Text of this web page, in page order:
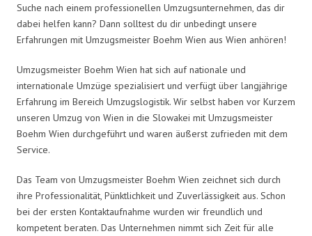
Suche nach einem professionellen Umzugsunternehmen, das dir
dabei helfen kann? Dann solltest du dir unbedingt unsere
Erfahrungen mit Umzugsmeister Boehm Wien aus Wien anhören!
Umzugsmeister Boehm Wien hat sich auf nationale und
internationale Umzüge spezialisiert und verfügt über langjährige
Erfahrung im Bereich Umzugslogistik. Wir selbst haben vor Kurzem
unseren Umzug von Wien in die Slowakei mit Umzugsmeister
Boehm Wien durchgeführt und waren äußerst zufrieden mit dem
Service.
Das Team von Umzugsmeister Boehm Wien zeichnet sich durch
ihre Professionalität, Pünktlichkeit und Zuverlässigkeit aus. Schon
bei der ersten Kontaktaufnahme wurden wir freundlich und
kompetent beraten. Das Unternehmen nimmt sich Zeit für alle